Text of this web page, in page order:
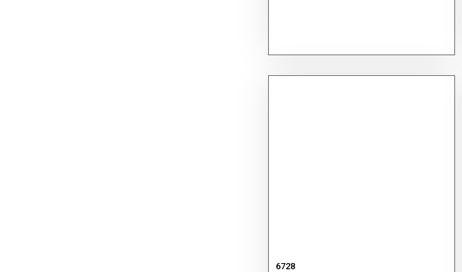
6728